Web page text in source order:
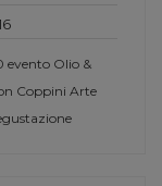
evento Olio &
Coppini Arte